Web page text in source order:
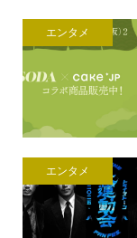
エンタメ
エンタメ